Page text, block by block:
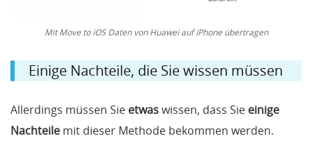
Mit Move to iOS Daten von Huawei auf iPhone übertragen
Einige Nachteile, die Sie wissen müssen
Allerdings müssen Sie etwaswissen, dass Sie einige
Nachteile mit dieser Methode bekommen werden.